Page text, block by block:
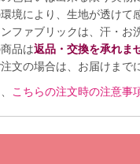
環境により、生地が透けて
ンファブリックは、汗・
品は返品・交換を承れま
注文の場合は、お届けまで
こちらの注文時の注意事